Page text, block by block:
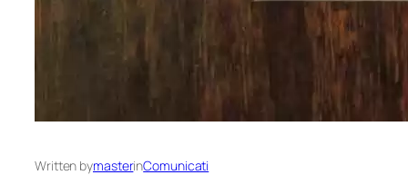
Written bymasterinComunicati